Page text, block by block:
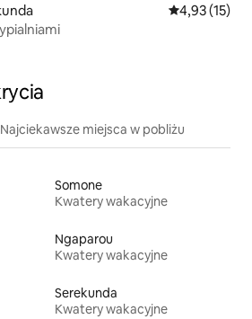
Średnia
4,93 (15)
Najciekawsze miejsca w pobliżu
Somone
Kwatery wakacyjne
Ngaparou
Kwatery wakacyjne
Serekunda
Kwatery wakacyjne